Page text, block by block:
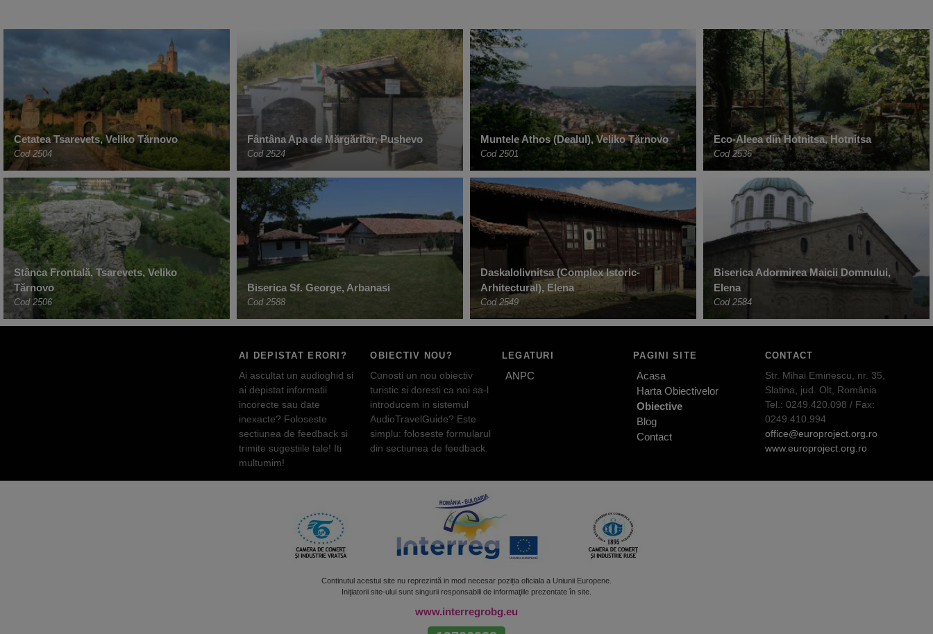
Cetatea Tsarevets, Veliko Tărnovo
Cod 2504
Fântâna Apa de Mărgăritar, Pushevo
Cod 2524
Muntele Athos (Dealul), Veliko Tărnovo
Cod 2501
Eco-Aleea din Hotnitsa, Hotnitsa
Cod 2536
Stânca Frontală, Tsarevets, Veliko
Tărnovo
Cod 2506
Biserica Sf. George, Arbanasi
Cod 2588
Daskalolivnitsa (Complex Istoric-
Arhitectural), Elena
Cod 2549
Biserica Adormirea Maicii Domnului,
Elena
Cod 2584
AI DEPISTAT ERORI?
Ai ascultat un audioghid si
ai depistat informatii
incorecte sau date
inexacte? Foloseste
sectiunea de feedback si
trimite sugestiile tale! Iti
multumim!
OBIECTIV NOU?
Cunosti un nou obiectiv
turistic si doresti ca noi sa-l
introducem in sistemul
AudioTravelGuide? Este
simplu: foloseste formularul
din sectiunea de feedback.
LEGATURI
ANPC
PAGINI SITE
Acasa
Harta Obiectivelor
Obiective
Blog
Contact
CONTACT
Str. Mihai Eminescu, nr. 35,
Slatina, jud. Olt, România
Tel.: 0249.420.098 / Fax:
0249.410.994
office@europroject.org.ro
www.europroject.org.ro
Continutul acestui site nu reprezintă in mod necesar poziția oficiala a Uniunii Europene.
Iniţiatorii site-ului sunt singurii responsabili de informaţiile prezentate în site.
www.interregrobg.eu